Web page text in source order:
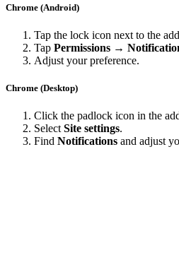
Chrome (Android)
Tap the lock icon next to the
Tap Permissions →
Adjust your preference.
Chrome (Desktop)
Click the padlock icon in the
Select Site settings.
Find Notifications and adjust